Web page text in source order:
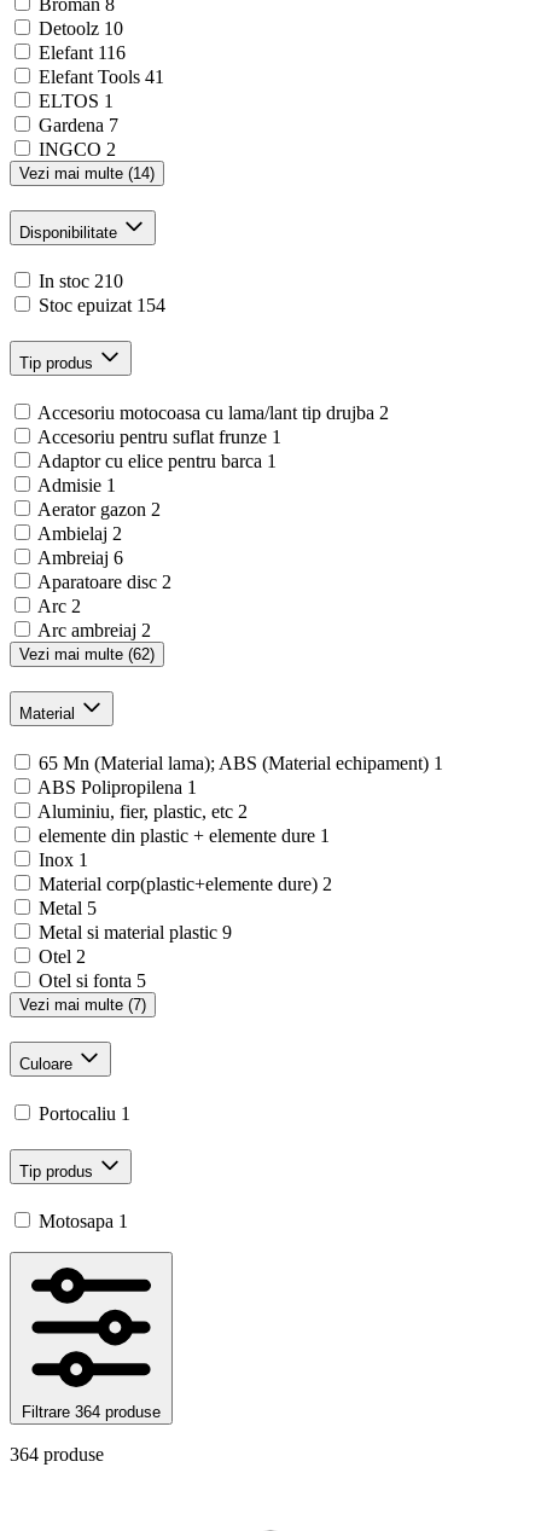
Detoolz 10
Elefant 116
Elefant Tools 41
ELTOS 1
Gardena 7
INGCO 2
Vezi mai multe (14)
Disponibilitate
In stoc 210
Stoc epuizat 154
Tip produs
Accesoriu motocoasa cu lama/lant tip drujba 2
Accesoriu pentru suflat frunze 1
Adaptor cu elice pentru barca 1
Admisie 1
Aerator gazon 2
Ambielaj 2
Ambreiaj 6
Aparatoare disc 2
Arc 2
Arc ambreiaj 2
Vezi mai multe (62)
Material
65 Mn (Material lama); ABS (Material echipament) 1
ABS Polipropilena 1
Aluminiu, fier, plastic, etc 2
elemente din plastic + elemente dure 1
Inox 1
Material corp(plastic+elemente dure) 2
Metal 5
Metal si material plastic 9
Otel 2
Otel si fonta 5
Vezi mai multe (7)
Culoare
Portocaliu 1
Tip produs
Motosapa 1
Filtrare 364 produse
364 produse